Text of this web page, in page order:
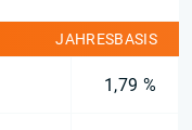
JAHRESBASIS
1,79 %